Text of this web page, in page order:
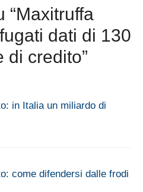
“Maxitruffa
dati di 130
di credito”
in Italia un miliardo di
come difendersi dalle frodi